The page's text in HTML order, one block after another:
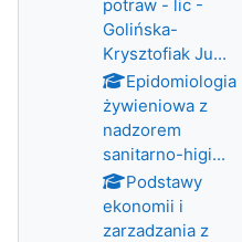
potraw - lic -
Golińska-
Krysztofiak Ju...
Epidomiologia
żywieniowa z
nadzorem
sanitarno-higi...
Podstawy
ekonomii i
zarzadzania z